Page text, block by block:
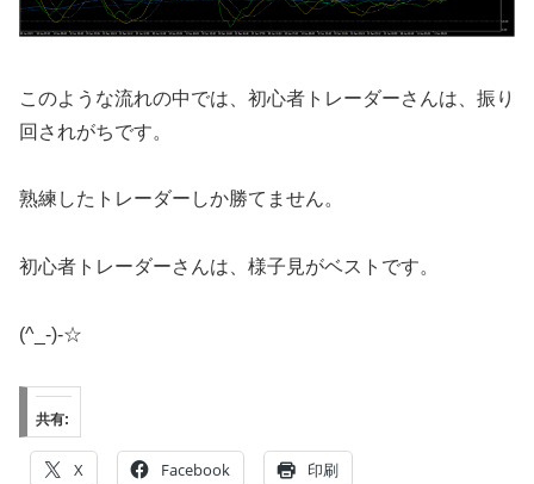
このような流れの中では、初心者トレーダーさんは、振り
回されがちです。
熟練したトレーダーしか勝てません。
初心者トレーダーさんは、様子見がベストです。
(^_-)-☆
共有:
X Facebook 印刷